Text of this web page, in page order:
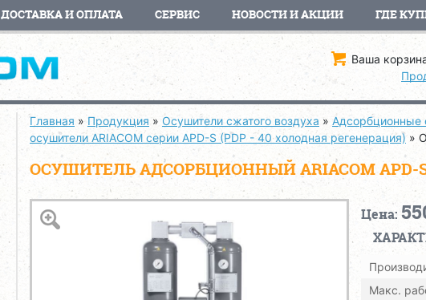
ДОСТАВКА И ОПЛАТА СЕРВИС НОВОСТИ И АКЦИИ ГДЕ
Ваша
Главная » Продукция » Осушители сжатого воздуха » Адсорбционные
осушители ARIACOM серии APD-S (PDP - 40 холодная регенерация) »
ОСУШИТЕЛЬ АДСОРБЦИОННЫЙ ARIACOM APD-
Цена:
Макс.